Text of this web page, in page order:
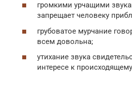
громкими урчащими
запрещает человеку
грубоватое мурчание
всем довольна;
утихание звука
интересе к